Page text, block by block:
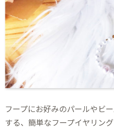
フープにお好みのパールやビ
する、簡単なフープイヤリング